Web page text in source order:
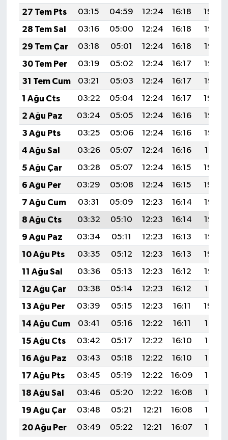
27 Tem Pts
03:15 04:59 12:24 16:18
19:39
28 Tem Sal
03:16 05:00 12:24 16:18
19:38
29 Tem Çar
03:18 05:01 12:24 16:18
19:37
30 Tem Per
03:19 05:02 12:24 16:17
19:36
31 Tem Cum
03:21 05:03 12:24 16:17
19:35
1 Ağu Cts
03:22 05:04 12:24 16:17
19:34
2 Ağu Paz
03:24 05:05 12:24 16:16
19:33
3 Ağu Pts
03:25 05:06 12:24 16:16
19:32
4 Ağu Sal
03:26 05:07 12:24 16:16
19:31
5 Ağu Çar
03:28 05:07 12:24 16:15
19:30
6 Ağu Per
03:29 05:08 12:24 16:15
19:29
7 Ağu Cum
03:31 05:09 12:23 16:14
19:27
8 Ağu Cts
03:32 05:10 12:23 16:14
19:26
9 Ağu Paz
03:34 05:11 12:23 16:13
19:25
10 Ağu Pts
03:35 05:12 12:23 16:13
19:24
11 Ağu Sal
03:36 05:13 12:23 16:12
19:23
12 Ağu Çar
03:38 05:14 12:23 16:12
19:21
13 Ağu Per
03:39 05:15 12:23 16:11
19:20
14 Ağu Cum
03:41 05:16 12:22 16:11
19:19
15 Ağu Cts
03:42 05:17 12:22 16:10
19:17
16 Ağu Paz
03:43 05:18 12:22 16:10
19:16
17 Ağu Pts
03:45 05:19 12:22 16:09
19:15
18 Ağu Sal
03:46 05:20 12:22 16:08
19:13
19 Ağu Çar
03:48 05:21 12:21 16:08
19:12
20 Ağu Per
03:49 05:22 12:21 16:07
19:10